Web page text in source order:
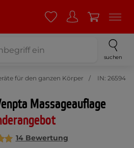
suchen
für den ganzen Körper IN: 26594
Massageauflage
14 Bewertung